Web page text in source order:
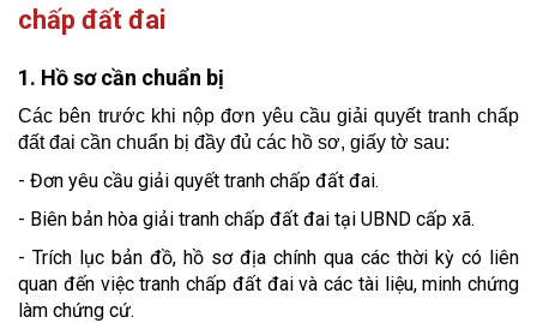
chấp đất đai
1. Hồ sơ cần chuẩn bị
Các bên trước khi nộp đơn yêu cầu giải quyết tranh chấp
đất đai cần chuẩn bị đầy đủ các hồ sơ, giấy tờ sau:
- Đơn yêu cầu giải quyết tranh chấp đất đai.
- Biên bản hòa giải tranh chấp đất đai tại UBND cấp xã.
- Trích lục bản đồ, hồ sơ địa chính qua các thời kỳ có liên
quan đến việc tranh chấp đất đai và các tài liệu, minh chứng
làm chứng cứ.